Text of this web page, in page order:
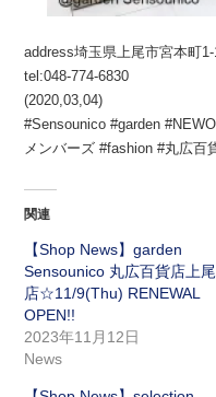
address埼玉県上尾市宮本町
tel:048-774-6830
(2020,03,04)
#Sensounico #garden
メンバーズ #fashion #丸広百
関連
【Shop News】garden
Sensounico 丸広百貨店上尾
店☆11/9(Thu) RENEWAL
OPEN!!
2023年11月12日
News